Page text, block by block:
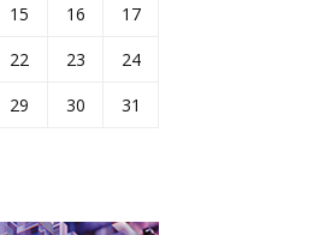
15 16
17
22 23
24
29 30
31